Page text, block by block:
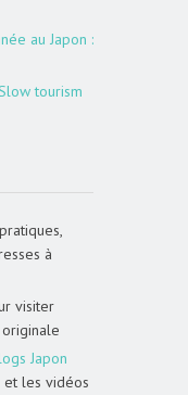
au Japon :
tourism
à
visiter
Japon
les vidéos